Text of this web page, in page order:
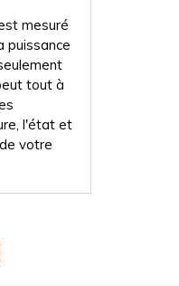
mesuré
puissance
tout à
l'état et
votre